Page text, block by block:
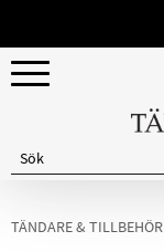
Meny
TÄNDARE & TILLBEHÖR